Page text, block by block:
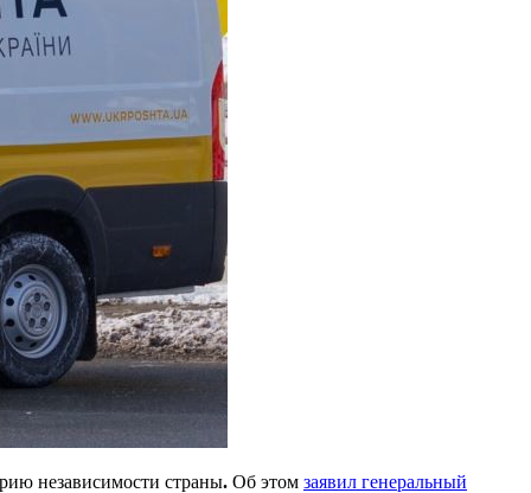
независимости страны. Об этом заявил генеральный